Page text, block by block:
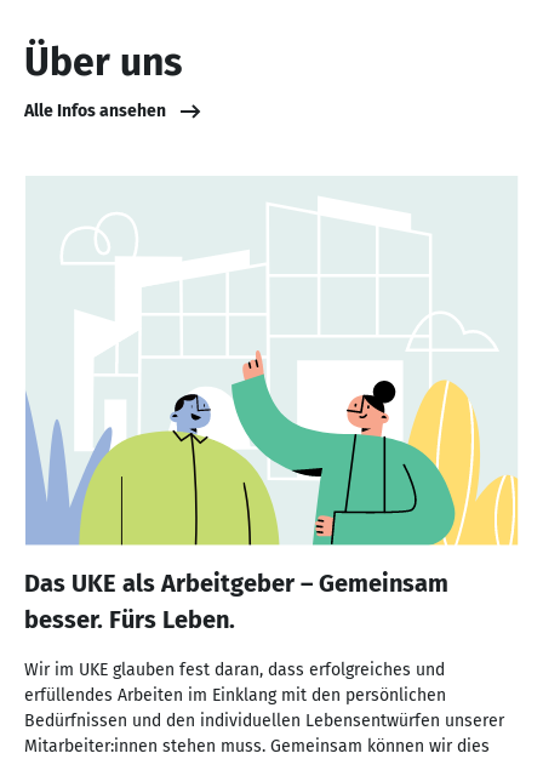
Über uns
Alle Infos ansehen
Das UKE als Arbeitgeber – Gemeinsam
besser. Fürs Leben.
Wir im UKE glauben fest daran, dass erfolgreiches und
erfüllendes Arbeiten im Einklang mit den persönlichen
Bedürfnissen und den individuellen Lebensentwürfen unserer
Mitarbeiter:innen stehen muss. Gemeinsam können wir dies